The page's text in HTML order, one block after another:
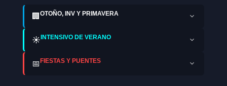
🏢OTOÑO, INV Y PRIMAVERA
☀️ INTENSIVO DE VERANO
📅 FIESTAS Y PUENTES